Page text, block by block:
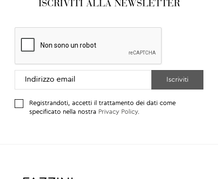
ISCRIVITI ALLA NEWSLETTER
Registrandoti, accetti il trattamento dei dati come
specificato nella nostra Privacy Policy.